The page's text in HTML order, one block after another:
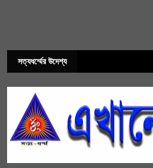
সত্যধর্ম্মের উদেশ্য